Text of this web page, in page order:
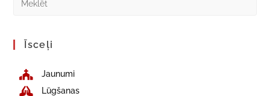
Īsceļi
Jaunumi
Lūgšanas